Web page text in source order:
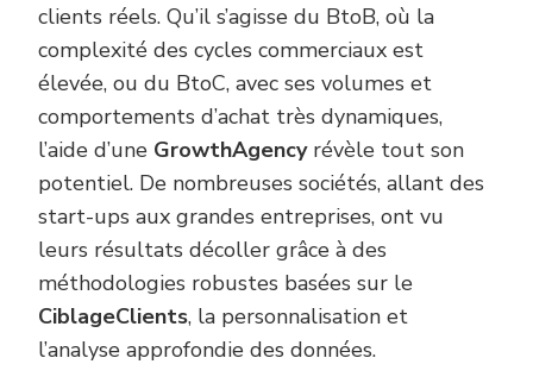
clients réels. Qu’il s’agisse du BtoB, où la
complexité des cycles commerciaux est
élevée, ou du BtoC, avec ses volumes et
comportements d’achat très dynamiques,
l’aide d’une GrowthAgencyrévèle tout son
potentiel. De nombreuses sociétés, allant des
start-ups aux grandes entreprises, ont vu
leurs résultats décoller grâce à des
méthodologies robustes basées sur le
CiblageClients, la personnalisation et
l’analyse approfondie des données.